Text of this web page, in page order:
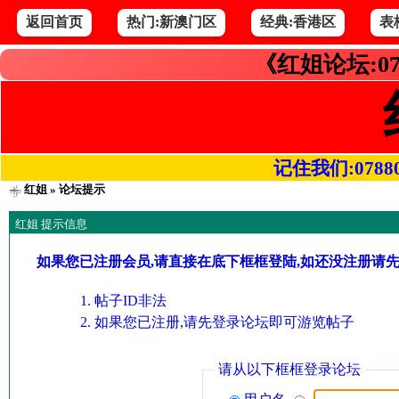
返回首页 热门:新澳门区 经典:香港区 表
《红姐论坛
记住我们
红姐» 论坛提示
红姐 提示信息
如果您已注册会员,请直接在底下框框登陆,如还没注册请
帖子ID非法
如果您已注册,请先登录论坛即可游览帖子
请从以下框框登录论坛